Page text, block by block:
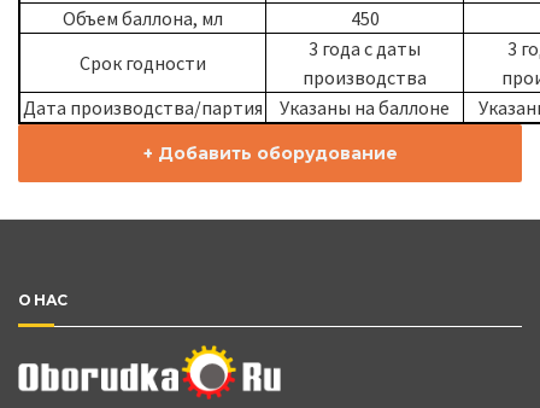
Объем баллона, мл
450
Срок годности
3 года с даты
производства
3
Дата производства/партия
Указаны на баллоне
+ Добавить оборудование
О НАС